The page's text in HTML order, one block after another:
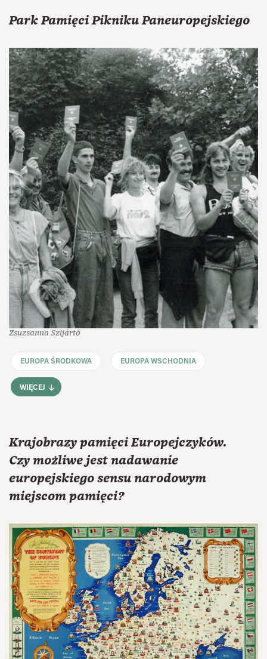
Park Pamięci Pikniku Paneuropejskiego
Zsuzsanna Szijártó
EUROPA ŚRODKOWA EUROPA WSCHODNIA
WIĘCEJ
Krajobrazy pamięci Europejczyków.
Czy możliwe jest nadawanie
europejskiego sensu narodowym
miejscom pamięci?